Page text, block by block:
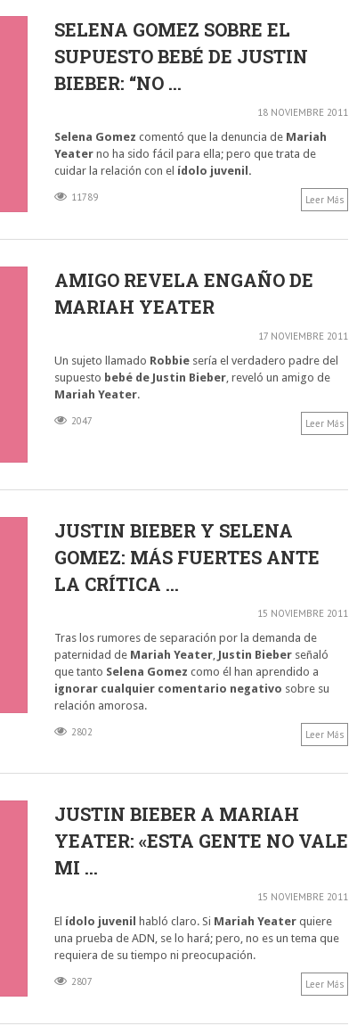
SELENA GOMEZ SOBRE EL
SUPUESTO BEBÉ DE JUSTIN
BIEBER: “NO ...
18 NOVIEMBRE 2011
Selena Gomez comentó que la denuncia de Mariah
Yeater no ha sido fácil para ella; pero que trata de
cuidar la relación con el ídolo juvenil.
11789 Leer Más
AMIGO REVELA ENGAÑO DE
MARIAH YEATER
17 NOVIEMBRE 2011
Un sujeto llamado Robbie sería el verdadero padre del
supuesto bebé de Justin Bieber, reveló un amigo de
Mariah Yeater.
2047 Leer Más
JUSTIN BIEBER Y SELENA
GOMEZ: MÁS FUERTES ANTE
LA CRÍTICA ...
15 NOVIEMBRE 2011
Tras los rumores de separación por la demanda de
paternidad de Mariah Yeater, Justin Bieber señaló
que tanto Selena Gomez como él han aprendido a
ignorar cualquier comentario negativo sobre su
relación amorosa.
2802 Leer Más
JUSTIN BIEBER A MARIAH
YEATER: «ESTA GENTE NO VALE
MI ...
15 NOVIEMBRE 2011
El ídolo juvenil habló claro. Si Mariah Yeater quiere
una prueba de ADN, se lo hará; pero, no es un tema que
requiera de su tiempo ni preocupación.
2807 Leer Más